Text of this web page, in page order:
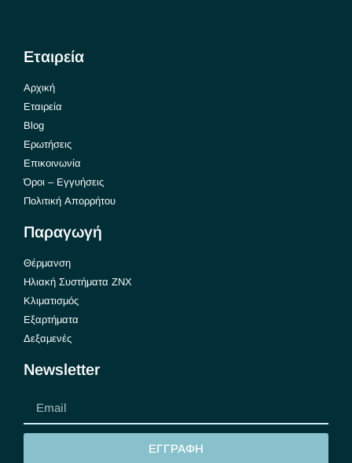
Εταιρεία
Αρχική
Εταιρεία
Blog
Ερωτήσεις
Επικοινωνία
Όροι – Εγγυήσεις
Πολιτική Απορρήτου
Παραγωγή
Θέρμανση
Ηλιακή Συστήματα ΖΝΧ
Κλιματισμός
Εξαρτήματα
Δεξαμενές
Newsletter
ΕΓΓΡΑΦΗ